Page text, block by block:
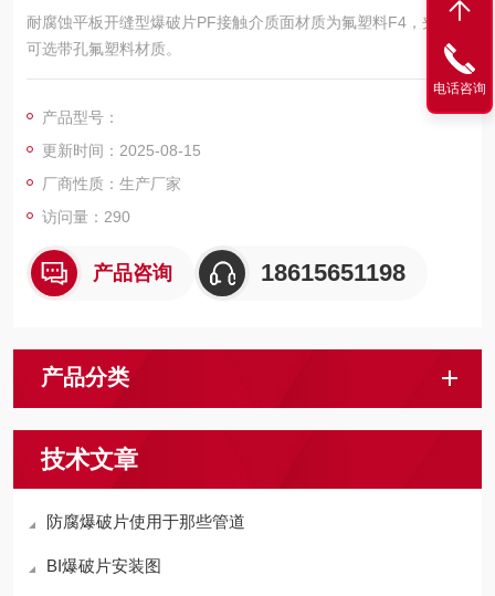
耐腐蚀平板开缝型爆破片PF接触介质面材质为氟塑料F4，夹持器
可选带孔氟塑料材质。
产品型号：
更新时间：2025-08-15
厂商性质：生产厂家
访问量：290
产品咨询 18615651198
产品分类
技术文章
防腐爆破片使用于那些管道
BI爆破片安装图
电话咨询